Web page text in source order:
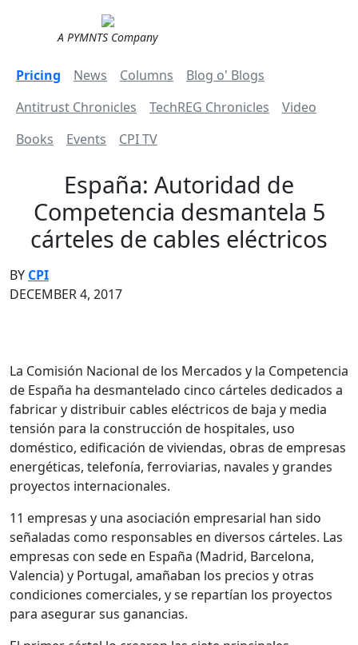
A PYMNTS Company
Pricing News Columns
Blog o' Blogs
Antitrust Chronicles
TechREG Chronicles
Video
Books
Events CPI TV
España: Autoridad de
Competencia desmantela 5
cárteles de cables eléctricos
BY CPI
DECEMBER 4, 2017
La Comisión Nacional de los Mercados y la Competencia
de España ha desmantelado cinco cárteles dedicados a
fabricar y distribuir cables eléctricos de baja y media
tensión para la construcción de hospitales, uso
doméstico, edificación de viviendas, obras de empresas
energéticas, telefonía, ferroviarias, navales y grandes
proyectos internacionales.
11 empresas y una asociación empresarial han sido
señaladas como responsables en diversos cárteles. Las
empresas con sede en España (Madrid, Barcelona,
Valencia) y Portugal, amañaban los precios y otras
condiciones comerciales, y se repartían los proyectos
para asegurar sus ganancias.